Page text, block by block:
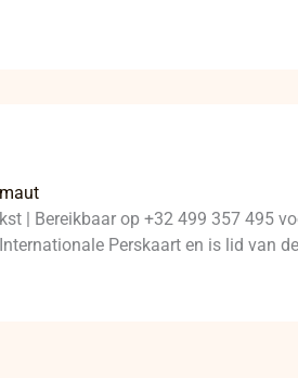
| Bereikbaar op +32 499 357 495
Perskaart en is lid van